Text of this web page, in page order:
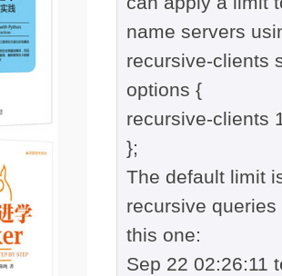
name servers
recursive-clients
options {
recursive-clients
};
The default limit
recursive
this one:
Sep 22 02:26:11